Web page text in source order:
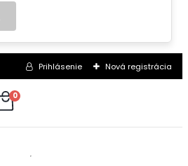
Prihlásenie Nová registrácia
0